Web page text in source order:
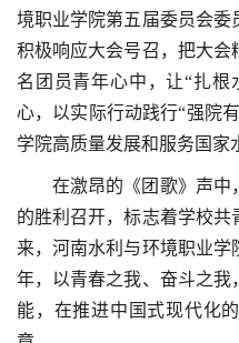
境职业学院第五届委员会
积极响应大会号召，把大
名团员青年心中，让“扎根
心，以实际行动践行“强院
学院高质量发展和服务国家
在激昂的《团歌》声中
的胜利召开，标志着学校
来，河南水利与环境职业
年，以青春之我、奋斗之
能，在推进中国式现代化